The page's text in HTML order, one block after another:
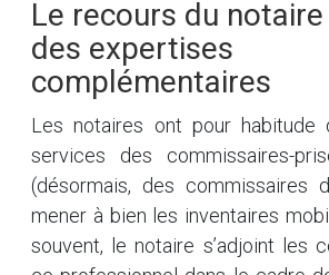
Le recours du notaire
des expertises
complémentaires
Les notaires ont pour habitude
services des commissaires-
(désormais, des commissaires
mener à bien les inventaires
souvent, le notaire s’adjoint les